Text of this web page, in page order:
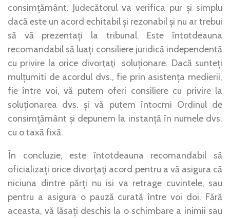
consimțământ. Judecătorul va verifica pur și simplu
dacă este un acord echitabil și rezonabil și nu ar trebui
să vă prezentați la tribunal. Este întotdeauna
recomandabil să luați consiliere juridică independentă
cu privire la orice divorţaţi
soluționare. Dacă sunteți
mulțumiti de acordul dvs., fie prin asistența medierii,
fie între voi, vă putem oferi consiliere cu privire la
soluționarea dvs. și vă putem întocmi Ordinul de
consimțământ și depunem la instanță în numele dvs.
cu o taxă fixă.
În concluzie, este întotdeauna recomandabil să
oficializați orice divorţaţi acord pentru a vă asigura că
niciuna dintre părți nu isi va retrage cuvintele, sau
pentru a asigura o pauză curată între voi doi. Fără
aceasta, vă lăsați deschis la o schimbare a inimii sau